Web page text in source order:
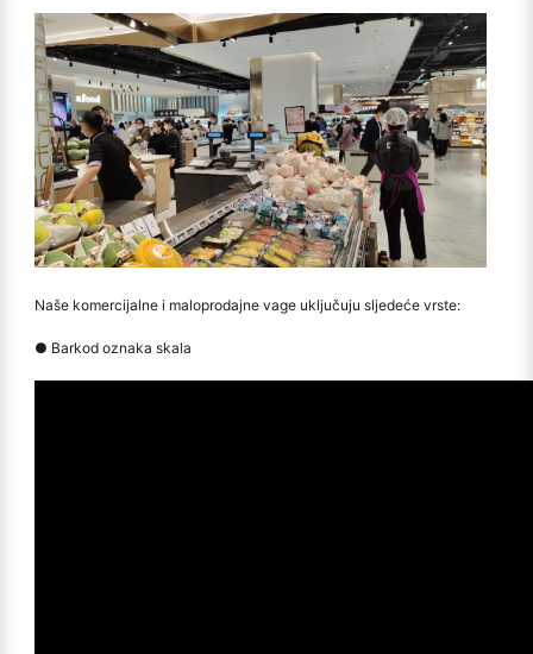
Naše komercijalne i maloprodajne vage uključuju sljedeće vrste:
● Barkod oznaka skala